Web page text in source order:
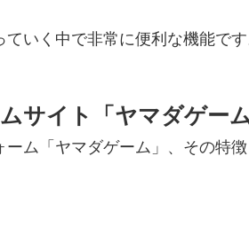
いく中で非常に便利な機能で
サイト「ヤマダゲー
ム「ヤマダゲーム」、その特